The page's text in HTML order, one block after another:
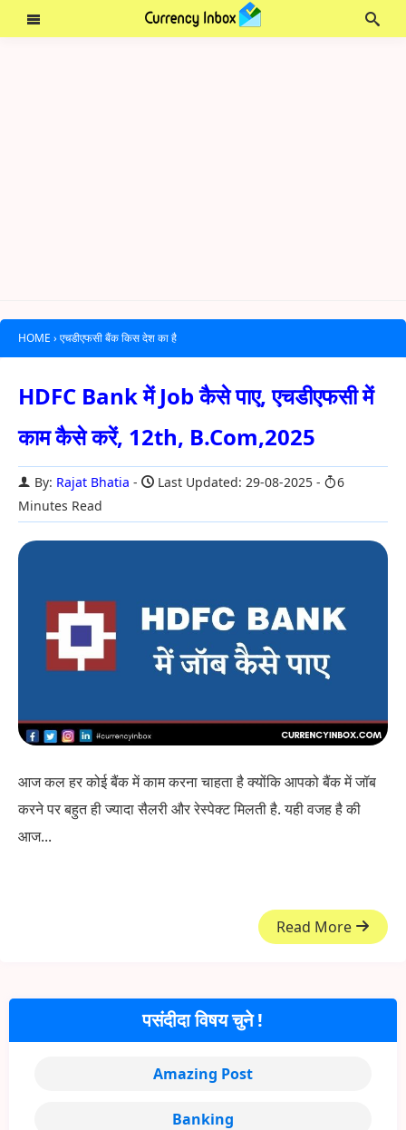
HOME › एचडीएफसी बैंक किस देश का है
HDFC Bank में Job कैसे पाए, एचडीएफसी में
काम कैसे करें, 12th, B.Com,2025
By: Rajat Bhatia Last Updated: 29-08-2025
6
Minutes Read
आज कल हर कोई बैंक में काम करना चाहता है क्योंकि आपको बैंक में जॉब
करने पर बहुत ही ज्यादा सैलरी और रेस्पेक्ट मिलती है. यही वजह है की
आज...
Read More
पसंदीदा विषय चुने !
Amazing Post
Banking